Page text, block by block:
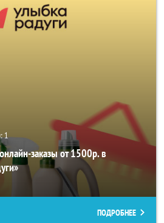
1
заказы от 1500р. в
ПОДРОБНЕЕ